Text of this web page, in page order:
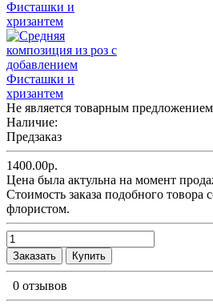
Не является товарным предложением
Наличие:
Предзаказ
1400.00р.
Цена была актульна на момент
Cтоимость заказа подобного товора
флористом.
Заказать Купить
0 отзывов